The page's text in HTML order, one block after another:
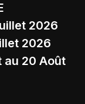
2026
2026
au 20 Août